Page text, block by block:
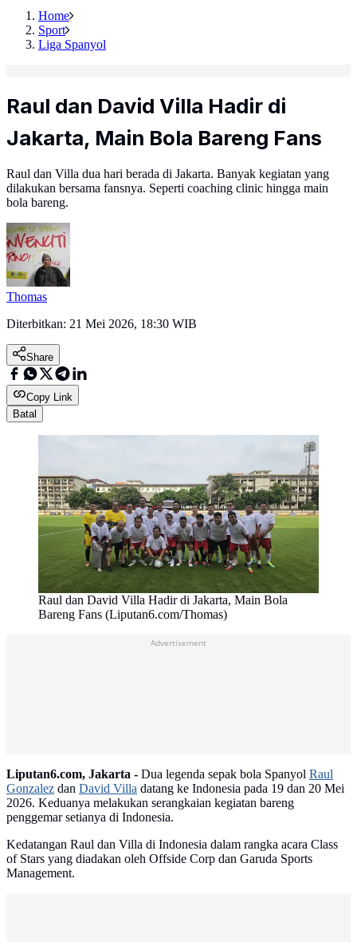
Home
Sport
Liga Spanyol
Raul dan David Villa Hadir di
Jakarta, Main Bola Bareng Fans
Raul dan Villa dua hari berada di Jakarta. Banyak kegiatan yang
dilakukan bersama fansnya. Seperti coaching clinic hingga main
bola bareng.
Thomas
Diterbitkan: 21 Mei 2026, 18:30 WIB
Share
Copy Link
Batal
Raul dan David Villa Hadir di Jakarta, Main Bola
Bareng Fans (Liputan6.com/Thomas)
Advertisement
Liputan6.com, Jakarta - Dua legenda sepak bola Spanyol Raul
Gonzalez dan David Villa datang ke Indonesia pada 19 dan 20 Mei
2026. Keduanya melakukan serangkaian kegiatan bareng
penggemar setianya di Indonesia.
Kedatangan Raul dan Villa di Indonesia dalam rangka acara Class
of Stars yang diadakan oleh Offside Corp dan Garuda Sports
Management.